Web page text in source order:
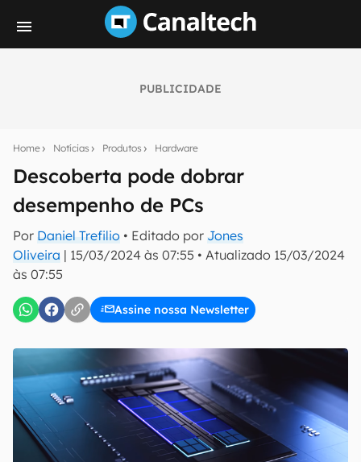
PUBLICIDADE
Home Notícias Produtos Hardware
Descoberta pode dobrar
desempenho de PCs
Por Daniel Trefilio • Editado por Jones
Oliveira | 15/03/2024 às 07:55 • Atualizado 15/03/2024
às 07:55
Assine nossa Newsletter
notícias e reviews sobre tecnologia em primeira
E-mail
Confirmo que li, aceito e concordo com os